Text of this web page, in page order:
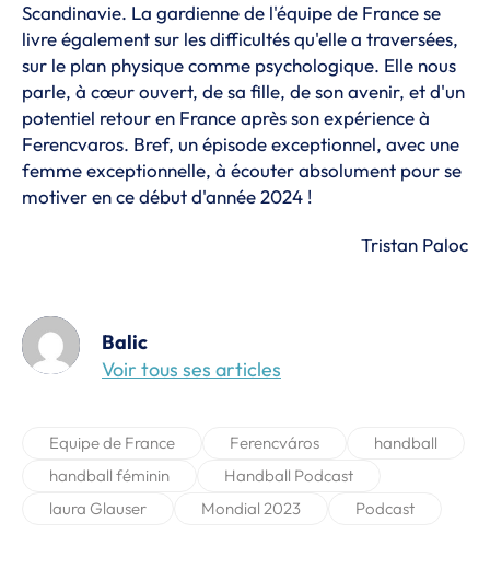
Scandinavie. La gardienne de l'équipe de France se
livre également sur les difficultés qu'elle a traversées,
sur le plan physique comme psychologique. Elle nous
parle, à cœur ouvert, de sa fille, de son avenir, et d'un
potentiel retour en Franceaprès son expérience à
Ferencvaros. Bref, un épisode exceptionnel, avec une
femme exceptionnelle, à écouter absolument pour se
motiver en ce début d'année 2024 !
Tristan Paloc
Balic
Voir tous ses articles
Equipe de France Ferencváros
handball
handball féminin
Handball Podcast
laura Glauser
Mondial 2023 Podcast